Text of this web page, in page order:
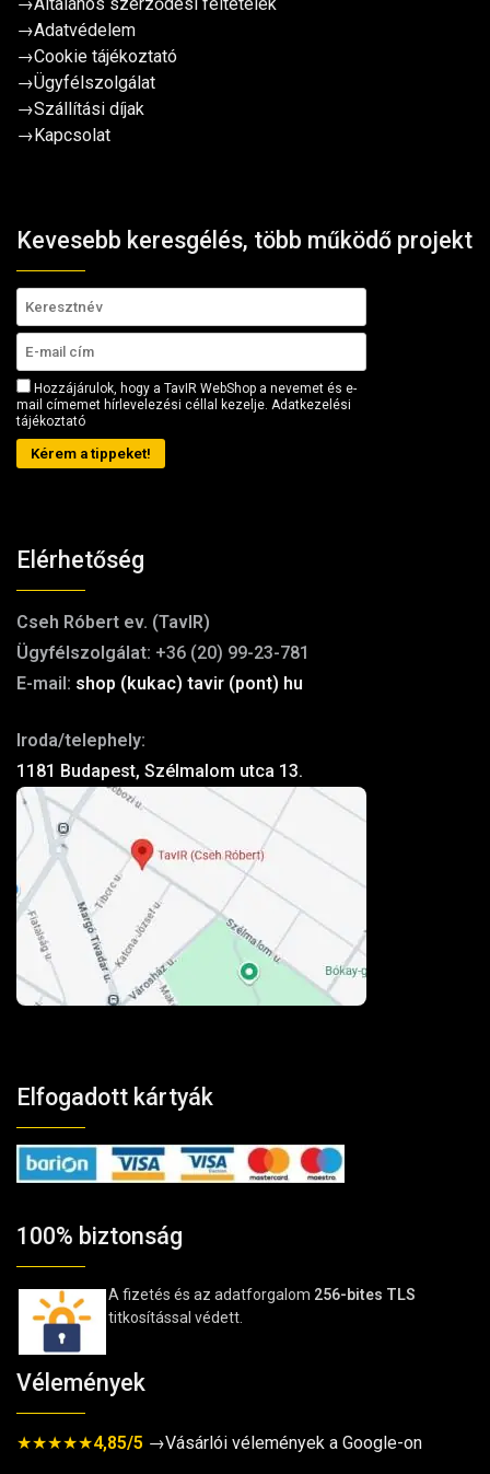
→Általános szerződési feltételek
→Adatvédelem
→Cookie tájékoztató
→Ügyfélszolgálat
→Szállítási díjak
→ Kapcsolat
Kevesebb keresgélés, több működő projekt
Hozzájárulok, hogy a TavIR WebShop a nevemet és e-
mail címemet hírlevelezési céllal kezelje. Adatkezelési
tájékoztató
Kérem a tippeket!
Elérhetőség
Cseh Róbert ev. (TavIR)
Ügyfélszolgálat: +36 (20) 99-23-781
E-mail: shop (kukac) tavir (pont) hu
Iroda/telephely:
1181 Budapest, Szélmalom utca 13.
Elfogadott kártyák
100% biztonság
A fizetés és az adatforgalom 256-bites TLS
titkosítással védett.
Vélemények
★★★★★4,85/5 →Vásárlói vélemények a Google-on